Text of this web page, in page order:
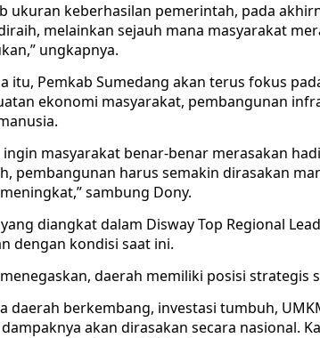
ukuran keberhasilan pemerintah, pada
melainkan sejauh mana masyarakat
ungkapnya.
itu, Pemkab Sumedang akan terus fokus
ekonomi masyarakat, pembangunan
ingin masyarakat benar-benar merasakan
pembangunan harus semakin dirasakan
sambung Dony.
diangkat dalam Disway Top Regional
dengan kondisi saat ini.
daerah memiliki posisi strategis
daerah berkembang, investasi tumbuh,
akan dirasakan secara nasional.